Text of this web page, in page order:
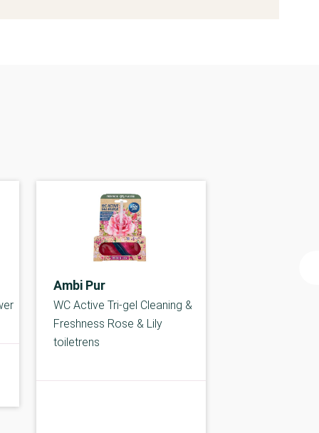
Ambi Pur
WC Active Tri-gel Cleaning &
Freshness Rose & Lily
toiletrens